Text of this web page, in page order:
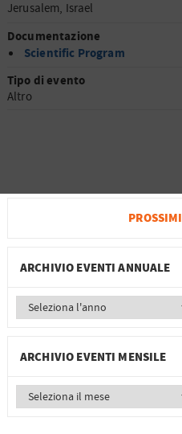
Jerusalem, Israel
Documentazione
Scientific Program
Tipo di evento
Altro
ARCHIVIO EVENTI ANNUALE
ARCHIVIO EVENTI MENSILE